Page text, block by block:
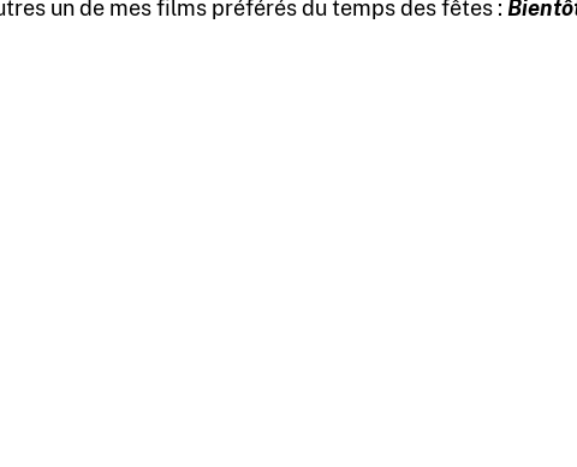
un de mes films préférés du temps des fêtes :